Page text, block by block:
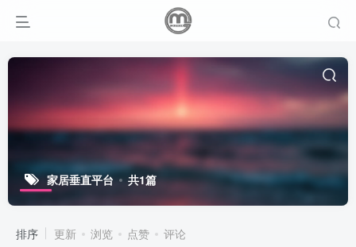
家居垂直平台 共1篇
排序 更新 浏览 点赞 评论